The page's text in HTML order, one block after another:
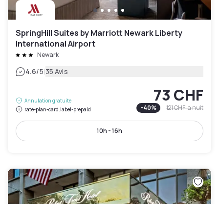
SpringHill Suites by Marriott Newark Liberty
International Airport
Newark
4.6/5|35 Avis
Annulation gratuite
rate-plan-card.label-prepaid
73 CHF
-40% 121 CHFla nuit
10h - 16h